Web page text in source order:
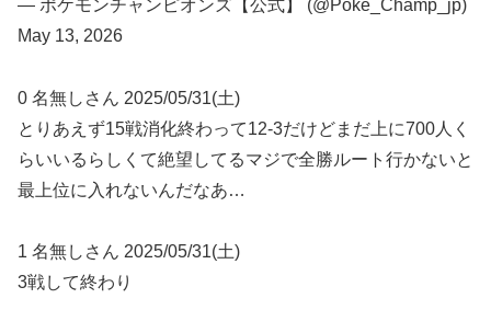
— ポケモンチャンピオンズ【公式】 (@Poke_Champ_jp)
May 13, 2026
0 名無しさん 2025/05/31(土)
とりあえず15戦消化終わって12-3だけどまだ上に700人く
らいいるらしくて絶望してるマジで全勝ルート行かないと
最上位に入れないんだなあ…
1 名無しさん 2025/05/31(土)
3戦して終わり